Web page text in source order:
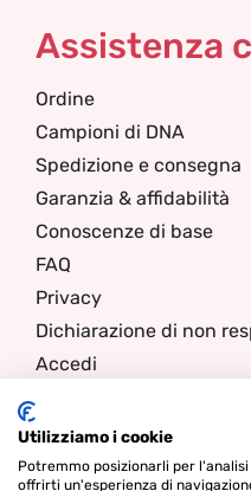
Assistenza
Ordine
Campioni di DNA
Spedizione e consegna
Garanzia & affidabilità
Conoscenze di base
FAQ
Privacy
Dichiarazione di non
Accedi
Utilizziamo i cookie
Potremmo posizionarli per
offrirti un'esperienza di